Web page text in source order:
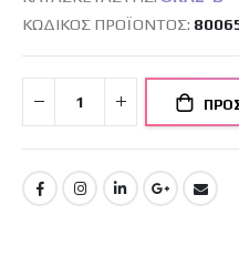
ΚΩΔΙΚΌΣ ΠΡΟΪΌΝΤΟΣ